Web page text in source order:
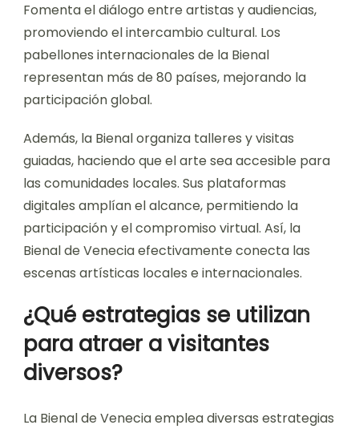
Fomenta el diálogo entre artistas y audiencias,
promoviendo el intercambio cultural. Los
pabellones internacionales de la Bienal
representan más de 80 países, mejorando la
participación global.
Además, la Bienal organiza talleres y visitas
guiadas, haciendo que el arte sea accesible para
las comunidades locales. Sus plataformas
digitales amplían el alcance, permitiendo la
participación y el compromiso virtual. Así, la
Bienal de Venecia efectivamente conecta las
escenas artísticas locales e internacionales.
¿Qué estrategias se utilizan
para atraer a visitantes
diversos?
La Bienal de Venecia emplea diversas estrategias